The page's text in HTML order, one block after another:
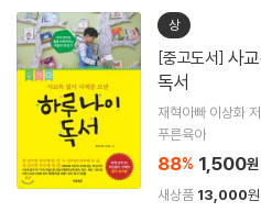
상
[중고도서]
독서
재혁아빠 이상화 저
푸른육아
88% 1,500원
새상품 13,000원